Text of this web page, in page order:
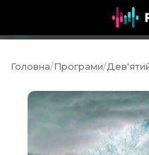
Головна/Програми/